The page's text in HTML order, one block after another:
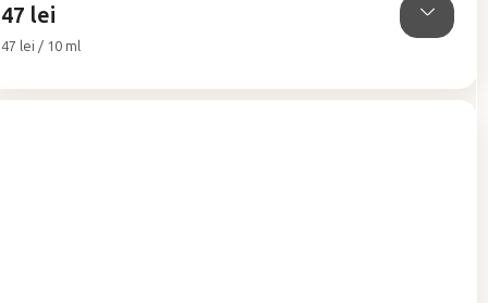
stele.
47 lei
Evaluare
47 lei / 10 ml